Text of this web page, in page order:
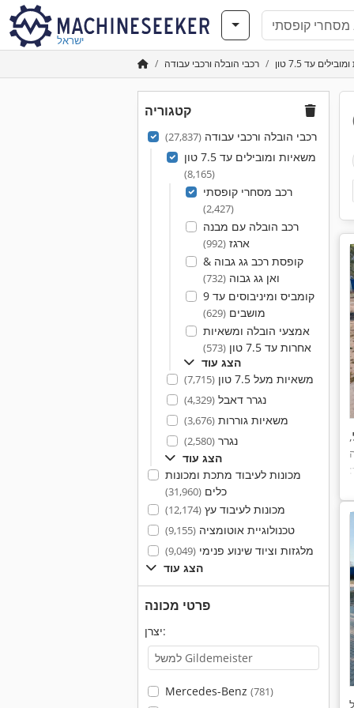
ישראל
רכבי הובלה ורכבי עבודה עד 7.5 טון
קטגוריה
רכבי הובלה ורכבי עבודה(27,837)
משאיות ומובילים עד 7.5 טון
(8,165)
רכב מסחרי קופסתי
(2,427)
רכב הובלה עם מבנה
ארגז(992)
קופסת רכב גג גבוה &
ואן גג גבוה(732)
קומביס ומיניבוסים עד 9
מושבים(629)
אמצעי הובלה ומשאיות
אחרות עד 7.5 טון
(573)
הצג עוד
משאיות מעל 7.5 טון
(7,715)
נגרר דאבל(4,329)
משאיות גוררות(3,676)
נגרר(2,580)
הצג עוד
מכונות לעיבוד מתכת ומכונות
כלים(31,960)
מכונות לעיבוד עץ(12,174)
טכנולוגיית אוטומציה(9,155)
מלגזות וציוד שינוע פנימי(9,049)
הצג עוד
פרטי מכונה
יצרן:
Mercedes-Benz (781)
,